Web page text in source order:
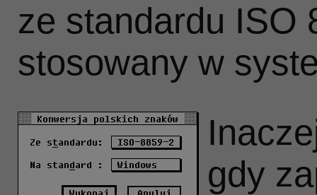
ze standardu ISO
stosowany w
gdy